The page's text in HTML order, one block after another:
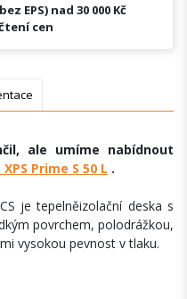
EPS) nad 30 000 Kč
cen
ale umíme nabídnout
Prime S 50 L .
je tepelněizolační deska s
povrchem, polodrážkou,
vysokou pevnost v tlaku.